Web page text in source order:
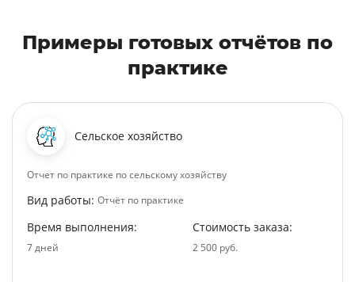
Примеры готовых отчётов по
практике
Сельское хозяйство
Отчет по практике по сельскому хозяйству
Вид работы: Отчёт по практике
Время выполнения:
7 дней
Стоимость заказа:
2 500 руб.